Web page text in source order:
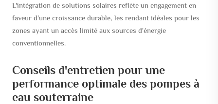
L'intégration de solutions solaires reflète un engagement en
faveur d'une croissance durable, les rendant idéales pour les
zones ayant un accès limité aux sources d'énergie
conventionnelles.
Conseils d'entretien pour une
performance optimale des pompes à
eau souterraine